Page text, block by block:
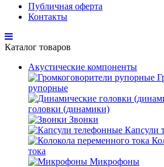
Публичная оферта
Контакты
Каталог товаров
Акустические компоненты
рупорные
головки (динамики)
Звонки
Капсули
тока
Микрофоны